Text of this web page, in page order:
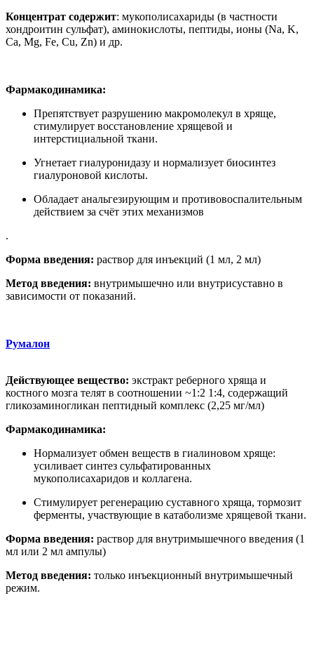
Концентрат содержит: мукополисахариды (в частности
хондроитин сульфат), аминокислоты, пептиды, ионы (Na, K,
Ca, Mg, Fe, Cu, Zn) и др.
Фармакодинамика:
Препятствует разрушению макромолекул в хряще,
стимулирует восстановление хрящевой и
интерстициальной ткани.
Угнетает гиалуронидазу и нормализует биосинтез
гиалуроновой кислоты.
Обладает анальгезирующим и противовоспалительным
действием за счёт этих механизмов
.
Форма введения: раствор для инъекций (1 мл, 2 мл)
Метод введения: внутримышечно или внутрисуставно в
зависимости от показаний.
Румалон
Действующее вещество: экстракт реберного хряща и
костного мозга телят в соотношении ~1:2 1:4, содержащий
гликозаминогликан пептидный комплекс (2,25 мг/мл)
Фармакодинамика:
Нормализует обмен веществ в гиалиновом хряще:
усиливает синтез сульфатированных
мукополисахаридов и коллагена.
Стимулирует регенерацию суставного хряща, тормозит
ферменты, участвующие в катаболизме хрящевой ткани.
Форма введения: раствор для внутримышечного введения (1
мл или 2 мл ампулы)
Метод введения: только инъекционный внутримышечный
режим.